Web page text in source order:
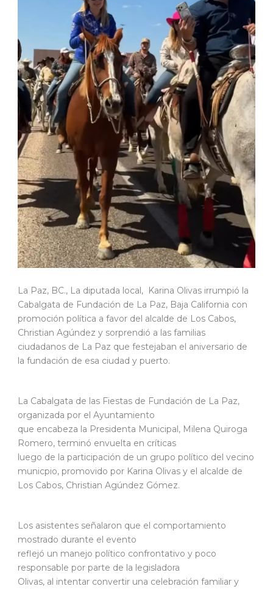
La Paz, BC., La diputada local, Karina Olivas irrumpió la
Cabalgata de Fundación de La Paz, Baja California con
promoción política a favor del alcalde de Los Cabos,
Christian Agúndez y sorprendió a las familias
ciudadanos de La Paz que festejaban el aniversario de
la fundación de esa ciudad y puerto.
La Cabalgata de las Fiestas de Fundación de La Paz,
organizada por el Ayuntamiento
que encabeza la Presidenta Municipal, Milena Quiroga
Romero, terminó envuelta en críticas
luego de la participación de un grupo político del vecino
municpio, promovido por Karina Olivas y el alcalde de
Los Cabos, Christian Agúndez Gómez.
Los asistentes señalaron que el comportamiento
mostrado durante el evento
reflejó un manejo político confrontativo y poco
responsable por parte de la legisladora
Olivas, al intentar convertir una celebración familiar y